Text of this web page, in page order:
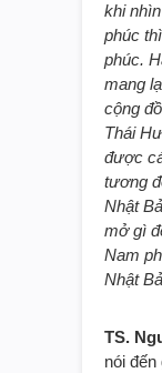
khi
phúc
phúc.
mang
cộng
Thái
được
tương
Nhật
mở gì
Nam
Nhật
TS.
nói